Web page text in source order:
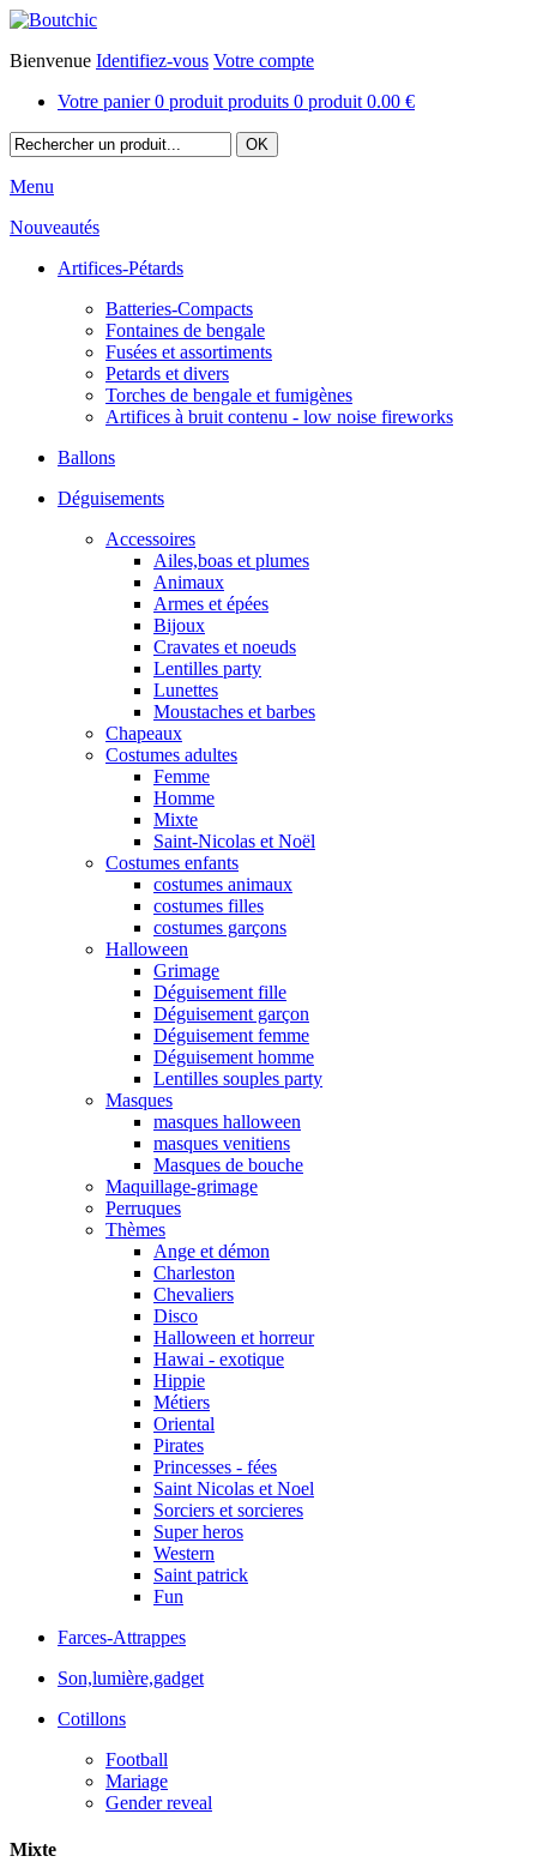
Bienvenue Identifiez-vous Votre compte
Votre panier 0 produit produits 0 produit 0.00 €
Menu
Nouveautés
Artifices-Pétards
Batteries-Compacts
Fontaines de bengale
Fusées et assortiments
Petards et divers
Torches de bengale et fumigènes
Artifices à bruit contenu - low noise fireworks
Ballons
Déguisements
Accessoires
Ailes,boas et plumes
Animaux
Armes et épées
Bijoux
Cravates et noeuds
Lentilles party
Lunettes
Moustaches et barbes
Chapeaux
Costumes adultes
Femme
Homme
Mixte
Saint-Nicolas et Noël
Costumes enfants
costumes animaux
costumes filles
costumes garçons
Halloween
Grimage
Déguisement fille
Déguisement garçon
Déguisement femme
Déguisement homme
Lentilles souples party
Masques
masques halloween
masques venitiens
Masques de bouche
Maquillage-grimage
Perruques
Thèmes
Ange et démon
Charleston
Chevaliers
Disco
Halloween et horreur
Hawai - exotique
Hippie
Métiers
Oriental
Pirates
Princesses - fées
Saint Nicolas et Noel
Sorciers et sorcieres
Super heros
Western
Saint patrick
Fun
Farces-Attrappes
Son,lumière,gadget
Cotillons
Football
Mariage
Gender reveal
Mixte